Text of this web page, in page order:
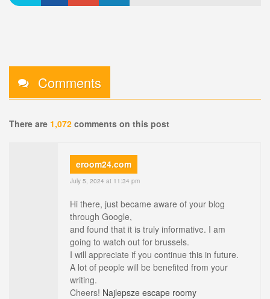
Comments
There are 1,072 comments on this post
eroom24.com
July 5, 2024 at 11:34 pm
Hi there, just became aware of your blog
through Google,
and found that it is truly informative. I am
going to watch out for brussels.
I will appreciate if you continue this in future.
A lot of people will be benefited from your
writing.
Cheers! Najlepsze escape roomy